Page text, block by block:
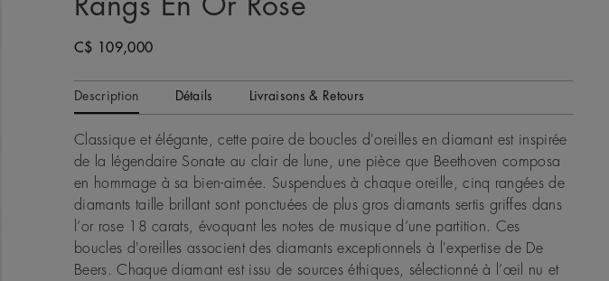
Rangs En Or Rose
Original price
C$ 109,000
Description Détails Livraisons & Retours
Classique et élégante, cette paire de boucles d'oreilles en diamant est inspirée
de la légendaire Sonate au clair de lune, une pièce que Beethoven composa
en hommage à sa bien-aimée. Suspendues à chaque oreille, cinq rangées de
diamants taille brillant sont ponctuées de plus gros diamants sertis griffes dans
l’or rose 18 carats, évoquant les notes de musique d’une partition. Ces
boucles d'oreilles associent des diamants exceptionnels à l'expertise de De
Beers. Chaque diamant est issu de sources éthiques, sélectionné à l’œil nu et